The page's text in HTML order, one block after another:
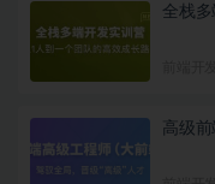
全栈
高级